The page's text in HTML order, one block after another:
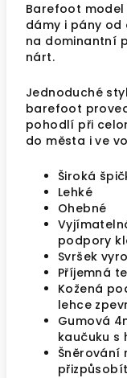
Barefoot model
dámy i pány od
na dominantní
nárt.
Jednoduché
barefoot
pohodlí při
do města i ve
Široká
Lehké
Ohebné
podpory
Svršek
Příjemná
Kožená
lehce
Gumová
kaučuku s
Šněrování